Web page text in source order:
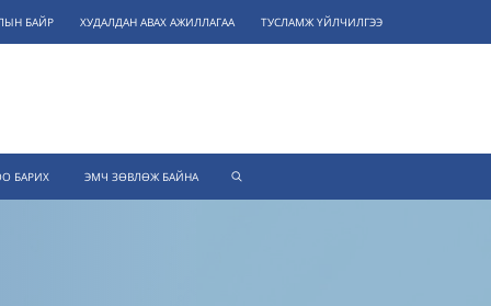
БАЙР ХУДАЛДАН АВАХ АЖИЛЛАГАА ТУСЛАМЖ ҮЙЛЧИЛГЭЭ
БАРИХ ЭМЧ ЗӨВЛӨЖ БАЙНА